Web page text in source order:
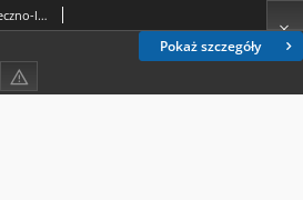
Pokaż szczegóły
Rola : pismo tygodniowe, społeczno-literackie R. 21, nr 48 (15/28 listopada 1903)